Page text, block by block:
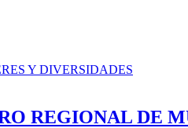
REGIONAL DE